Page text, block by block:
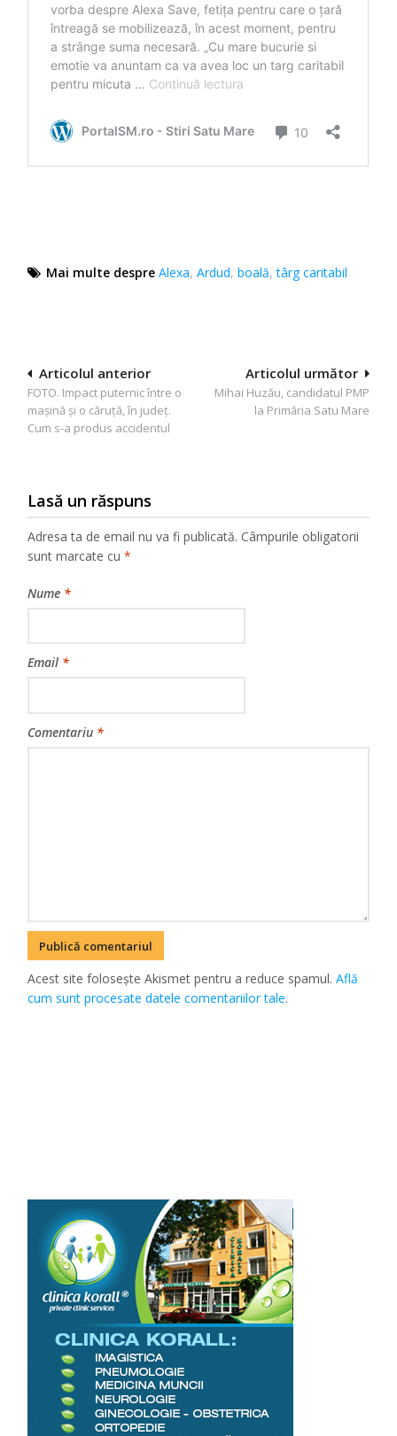
Mai multe despre Alexa,Ardud,boală,târg caritabil
Navigare
în
articole
Articolul următor
Mihai Huzău, candidatul PMP
la Primăria Satu Mare
Articolul anterior
FOTO. Impact puternic între o
mașină și o căruță, în județ.
Cum s-a produs accidentul
Lasă un răspuns
Adresa ta de email nu va fi publicată. Câmpurile obligatorii
sunt marcate cu*
Nume *
Email *
Comentariu *
Acest site folosește Akismet pentru a reduce spamul.Află
cum sunt procesate datele comentariilor tale.